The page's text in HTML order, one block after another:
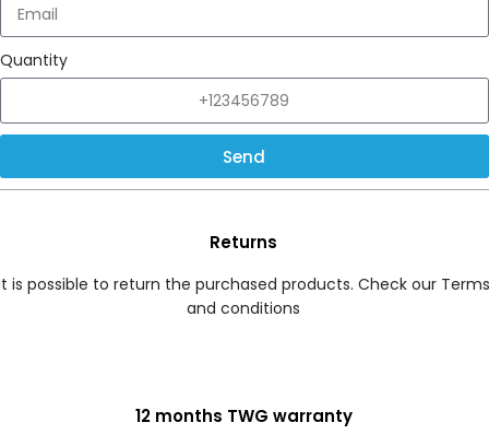
Quantity
Send
Returns
is possible to return the purchased products. Check our Terms
and conditions
12 months TWG warranty